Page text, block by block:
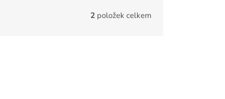
2 položek celkem